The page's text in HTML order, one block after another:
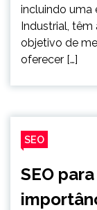
incluindo uma
Industrial,
objetivo de
oferecer […]
SEO
SEO